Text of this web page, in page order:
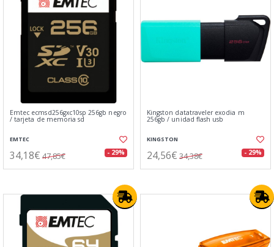
Emtec ecmsd256gxc10sp 256gb negro
/ tarjeta de memoria sd
EMTEC
34,18€ 47,85€ - 29%
Kingston datatraveler exodia m
256gb / unidad flash usb
KINGSTON
24,56€ 34,38€ - 29%